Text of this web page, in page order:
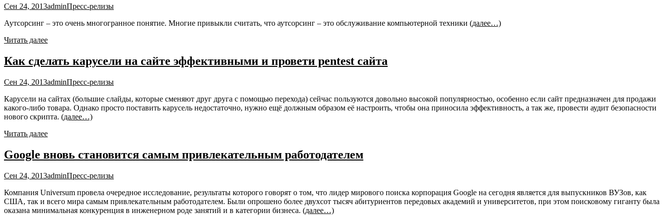
Сен 24, 2013adminПресс-релизы
Аутсорсинг – это очень многогранное понятие. Многие привыкли считать, что аутсорсинг – это обслуживание компьютерной техники (далее…)
Читать далее
Как сделать карусели на сайте эффективными и провети pentest сайта
Сен 24, 2013adminПресс-релизы
Карусели на сайтах (большие слайды, которые сменяют друг друга с помощью перехода) сейчас пользуются довольно высокой популярностью, особенно если сайт предназначен для продажи
какого-либо товара. Однако просто поставить карусель недостаточно, нужно ещё должным образом её настроить, чтобы она приносила эффективность, а так же, провести аудит безопасности
нового скрипта. (далее…)
Читать далее
Google вновь становится самым привлекательным работодателем
Сен 24, 2013adminПресс-релизы
Компания Universum провела очередное исследование, результаты которого говорят о том, что лидер мирового поиска корпорация Google на сегодня является для выпускников ВУЗов, как
США, так и всего мира самым привлекательным работодателем. Были опрошено более двухсот тысяч абитуриентов передовых академий и университетов, при этом поисковому гиганту была
оказана минимальная конкуренция в инженерном роде занятий и в категории бизнеса. (далее…)